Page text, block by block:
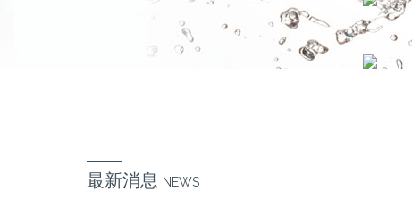
最新消息 NEWS